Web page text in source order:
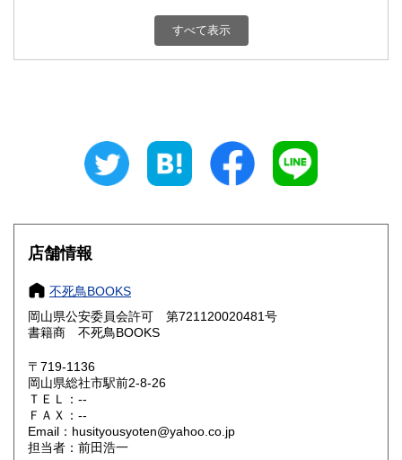
300円 群馬県
埼玉県 千葉県
300円 富山県
300円 福井県
300円 300円
岐阜県
愛知県
滋賀県 300円
大阪府 300円
奈良県
鳥取県
すべて表示
店舗情報
不死鳥BOOKS
岡山県公安委員会許可 第721120020481号
書籍商 不死鳥BOOKS
〒719-1136
岡山県総社市駅前2-8-26
ＴＥＬ：--
ＦＡＸ：--
Email：husityousyoten@yahoo.co.jp
担当者：前田浩一